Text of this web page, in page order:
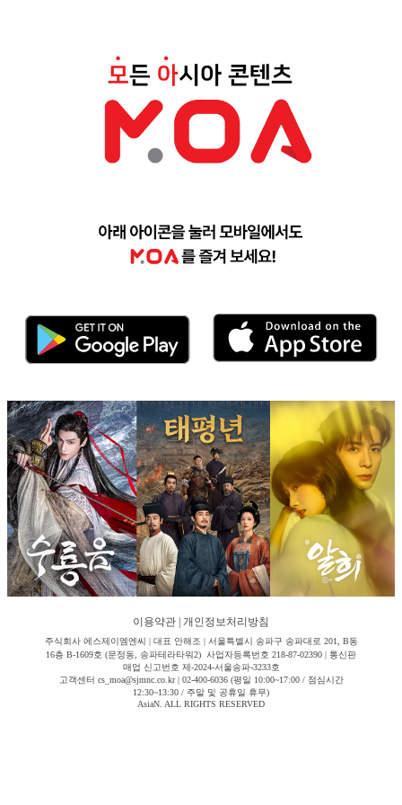
이용약관 개인정보처리방침
주식회사 에스제이엠엔씨 | 대표 안해조 | 서울특별시 송파구 송파대로 201, B동
16층 B-1609호 (문정동, 송파테라타워2) 사업자등록번호 218-87-02390 | 통신판
매업 신고번호 제-2024-서울송파-3233호
고객센터 cs_moa@sjmnc.co.kr | 02-400-6036 (평일 10:00~17:00 / 점심시간
12:30~13:30 / 주말 및 공휴일 휴무)
AsiaN. ALL RIGHTS RESERVED